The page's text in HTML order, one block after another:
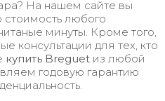
На нашем сайте вы
стоимость любого
минуты. Кроме того,
консультации для тех, кто
купить Breguet из любой
годовую гарантию